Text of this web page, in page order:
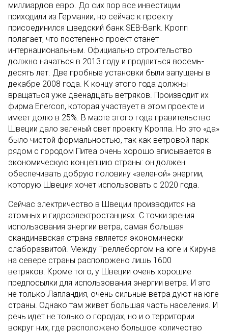
миллиардов евро. До сих пор все инвестиции
приходили из Германии, но сейчас к проекту
присоединился шведский банк SEB-Bank. Кропп
полагает, что постепенно проект станет
интернациональным. Официально строительство
должно начаться в 2013 году и продлиться восемь-
десять лет. Две пробные установки были запущены в
декабре 2008 года. К концу этого года должны
вращаться уже двенадцать ветряков. Производит их
фирма Enercon, которая участвует в этом проекте и
имеет долю в 25%. В марте этого года правительство
Швеции дало зеленый свет проекту Кроппа. Но это «да»
было чистой формальностью, так как ветровой парк
рядом с городом Питеа очень хорошо вписывается в
экономическую концепцию страны: он должен
обеспечивать добрую половину «зеленой» энергии,
которую Швеция хочет использовать с 2020 года.
Сейчас электричество в Швеции производится на
атомных и гидроэлектростанциях. С точки зрения
использования энергии ветра, самая большая
скандинавская страна является экономически
слаборазвитой. Между Треллеборгом на юге и Кируна
на севере страны расположено лишь 1600
ветряков. Кроме того, у Швеции очень хорошие
предпосылки для использования энергии ветра. И это
не только Лапландия, очень сильные ветра дуют на юге
страны. Однако там живет большая часть населения. И
речь идет не только о городах, но и о территории
вокруг них, где расположено большое количество